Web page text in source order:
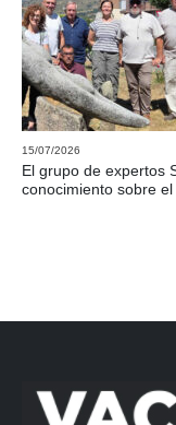
15/07/2026
El grupo de expertos
conocimiento sobre